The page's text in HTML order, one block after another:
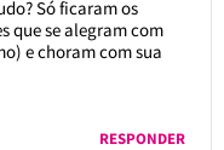
Só ficaram os
que se alegram com
e choram com sua
RESPONDER